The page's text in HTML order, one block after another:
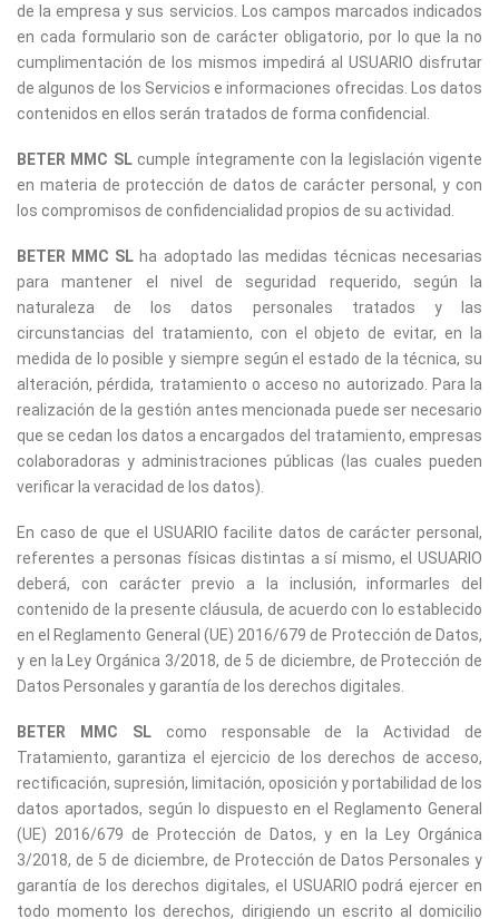
de la empresa y sus servicios. Los campos marcados indicados
en cada formulario son de carácter obligatorio, por lo que la no
cumplimentación de los mismos impedirá al USUARIO disfrutar
de algunos de los Servicios e informaciones ofrecidas. Los datos
contenidos en ellos serán tratados de forma confidencial.
BETER MMC SLcumple íntegramente con la legislación vigente
en materia de protección de datos de carácter personal, y con
los compromisos de confidencialidad propios de su actividad.
BETER MMC SL ha adoptado las medidas técnicas necesarias
para mantener el nivel de seguridad requerido, según la
naturaleza de los datos personales tratados y las
circunstancias del tratamiento, con el objeto de evitar, en la
medida de lo posible y siempre según el estado de la técnica, su
alteración, pérdida, tratamiento o acceso no autorizado. Para la
realización de la gestión antes mencionada puede ser necesario
que se cedan los datos a encargados del tratamiento, empresas
colaboradoras y administraciones públicas (las cuales pueden
verificar la veracidad de los datos).
En caso de que el USUARIO facilite datos de carácter personal,
referentes a personas físicas distintas a sí mismo, el USUARIO
deberá, con carácter previo a la inclusión, informarles del
contenido de la presente cláusula, de acuerdo con lo establecido
en el Reglamento General (UE) 2016/679 de Protección de Datos,
y en la Ley Orgánica 3/2018, de 5 de diciembre, de Protección de
Datos Personales y garantía de los derechos digitales.
BETER MMC SLcomo responsable de la Actividad de
Tratamiento, garantiza el ejercicio de los derechos de acceso,
rectificación, supresión, limitación, oposición y portabilidad de los
datos aportados, según lo dispuesto en el Reglamento General
(UE) 2016/679 de Protección de Datos, y en la Ley Orgánica
3/2018, de 5 de diciembre, de Protección de Datos Personales y
garantía de los derechos digitales, el USUARIO podrá ejercer en
todo momento los derechos, dirigiendo un escrito al domicilio